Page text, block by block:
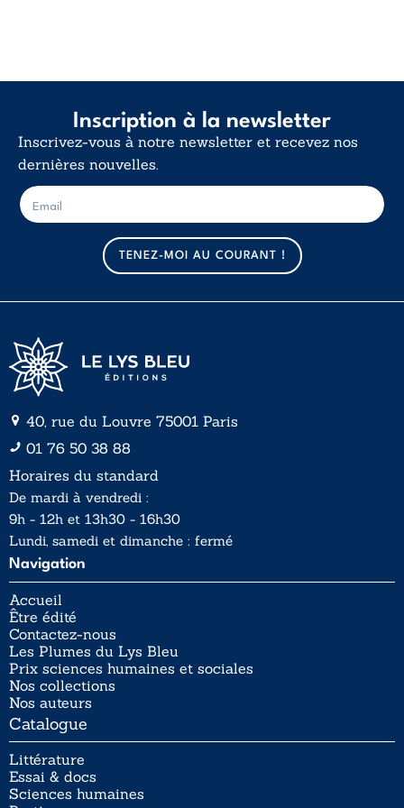
Inscription à la newsletter
Inscrivez-vous à notre newsletter et recevez nos
dernières nouvelles.
m
a
i
l
E
-
m
TENEZ-MOI AU COURANT !
40, rue du Louvre 75001 Paris
01 76 50 38 88
Horaires du standard
De mardi à vendredi :
9h - 12h et 13h30 - 16h30
Lundi, samedi et dimanche : fermé
Navigation
Accueil
Être édité
Contactez-nous
Les Plumes du Lys Bleu
Prix sciences humaines et sociales
Nos collections
Nos auteurs
Catalogue
Littérature
Essai & docs
Sciences humaines